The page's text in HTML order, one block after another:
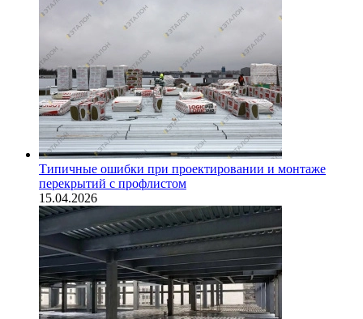
Типичные ошибки при проектировании и монтаже
перекрытий с профлистом
15.04.2026